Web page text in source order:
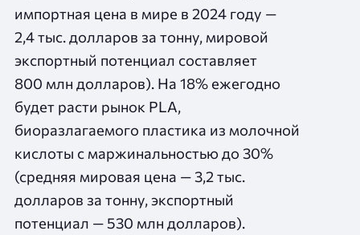
импортная цена в мире в 2024 году —
2,4 тыс. долларов за тонну, мировой
экспортный потенциал составляет
800 млн долларов). На 18% ежегодно
будет расти рынок PLA,
биоразлагаемого пластика из молочной
кислоты с маржинальностью до 30%
(средняя мировая цена — 3,2 тыс.
долларов за тонну, экспортный
потенциал — 530 млн долларов).